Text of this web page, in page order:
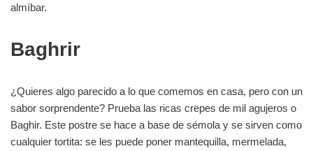
almíbar.
Baghrir
¿Quieres algo parecido a lo que comemos en casa, pero con un
sabor sorprendente? Prueba las ricas crepes de mil agujeros o
Baghir. Este postre se hace a base de sémola y se sirven como
cualquier tortita: se les puede poner mantequilla, mermelada,